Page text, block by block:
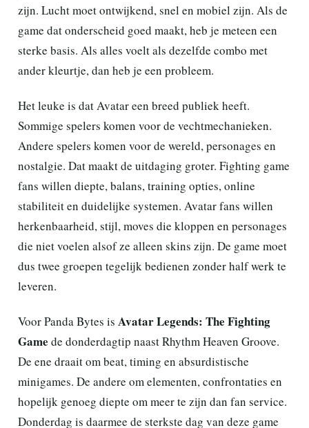
zijn. Lucht moet ontwijkend, snel en mobiel zijn. Als de
game dat onderscheid goed maakt, heb je meteen een
sterke basis. Als alles voelt als dezelfde combo met
ander kleurtje, dan heb je een probleem.
Het leuke is dat Avatar een breed publiek heeft.
Sommige spelers komen voor de vechtmechanieken.
Andere spelers komen voor de wereld, personages en
nostalgie. Dat maakt de uitdaging groter. Fighting game
fans willen diepte, balans, training opties, online
stabiliteit en duidelijke systemen. Avatar fans willen
herkenbaarheid, stijl, moves die kloppen en personages
die niet voelen alsof ze alleen skins zijn. De game moet
dus twee groepen tegelijk bedienen zonder half werk te
leveren.
Voor Panda Bytes is Avatar Legends: The Fighting
Game de donderdagtip naast Rhythm Heaven Groove.
De ene draait om beat, timing en absurdistische
minigames. De andere om elementen, confrontaties en
hopelijk genoeg diepte om meer te zijn dan fan service.
Donderdag is daarmee de sterkste dag van deze game